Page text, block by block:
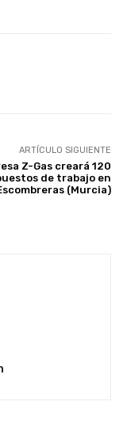
ARTÍCULO SIGUIENTE
Z-Gas creará 120
de trabajo en
(Murcia)